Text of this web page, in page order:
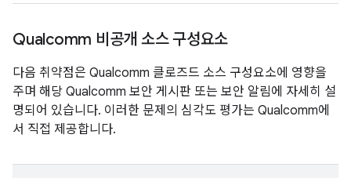
Qualcomm 비공개 소스 구성요소
다음 취약점은 Qualcomm 클로즈드 소스 구성요소에 영향을
주며 해당 Qualcomm 보안 게시판 또는 보안 알림에 자세히 설
명되어 있습니다. 이러한 문제의 심각도 평가는 Qualcomm에
서 직접 제공합니다.